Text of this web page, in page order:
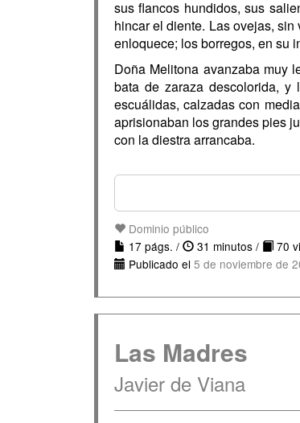
sus flancos hundidos, sus
hincar el diente. Las ovejas,
enloquece; los borregos, en su
Doña Melitona avanzaba muy
bata de zaraza descolorida,
escuálidas, calzadas con
aprisionaban los grandes pies
con la diestra arrancaba.
Dominio público
17 págs. /
31 minutos /
70
Publicado el 5 de noviembre de
Las Madres
Javier de Viana